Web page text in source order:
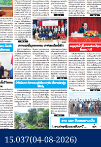
15.037(04-08-2026)